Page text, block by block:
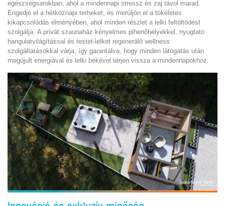
egészségsarokban, ahol a mindennapi stressz és zaj távol marad.
Engedje el a hétköznapi terheket, és merüljön el a tökéletes
kikapcsolódás élményében, ahol minden részlet a lelki feltöltődést
szolgálja. A privát szaunaház kényelmes pihenőhelyekkel, nyugtató
hangulatvilágítással és testet-lelket regeneráló wellness
szolgáltatásokkal várja, így garantálva, hogy minden látogatás után
megújult energiával és lelki békével térjen vissza a mindennapokhoz.